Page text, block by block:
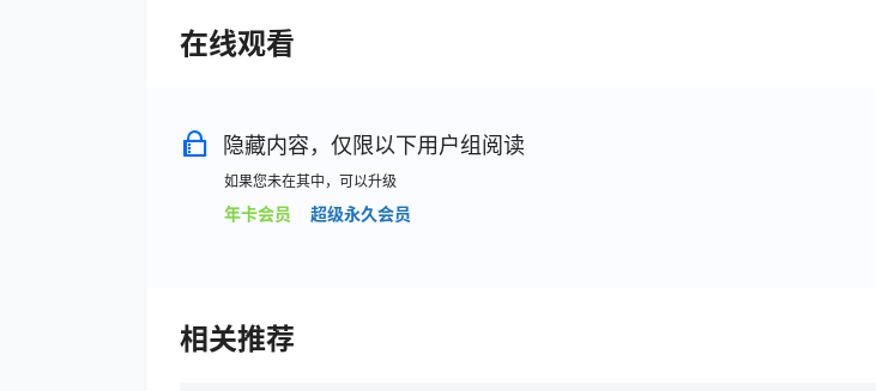
在线观看
隐藏内容，仅限以下用户组阅读
如果您未在其中，可以升级
年卡会员 超级永久会员
相关推荐